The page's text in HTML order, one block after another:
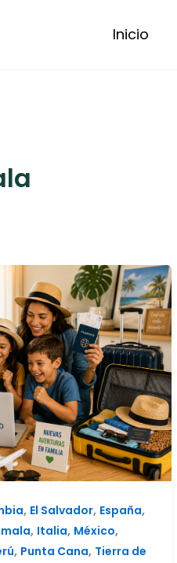
Inicio
, El Salvador, España,
, Italia, México,
, Punta Cana, Tierra de